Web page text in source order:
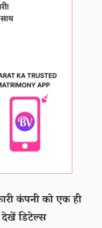
कंपनी को एक ही
देखें डिटेल्स